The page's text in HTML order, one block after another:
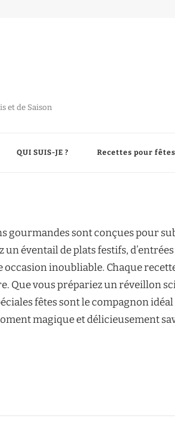
et de Saison
QUI SUIS-JE ? Recettes pour fêtes
gourmandes sont conçues pour
éventail de plats festifs,
inoubliable. Chaque
Que vous prépariez un réveillon
fêtes sont le compagnon
magique et délicieusement